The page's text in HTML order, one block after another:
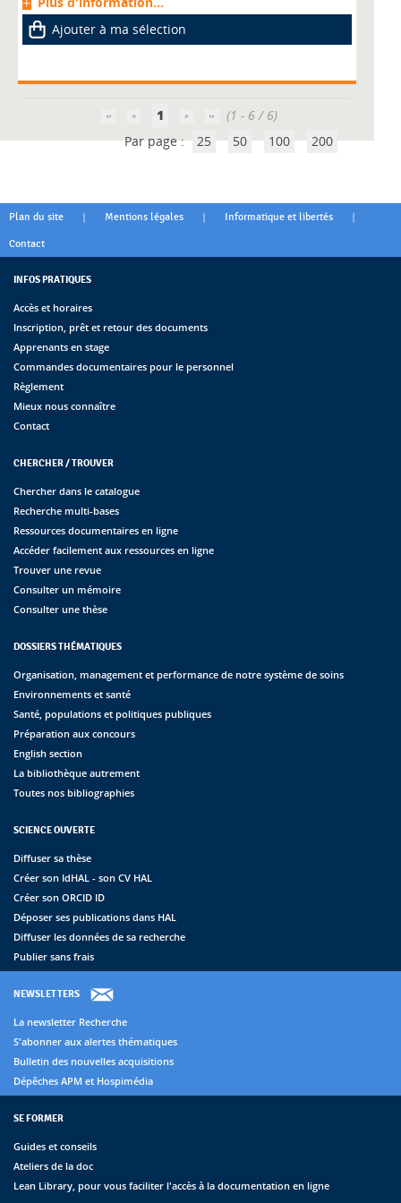
Ajouter à ma sélection
1
(1 - 6 / 6)
Par page : 25 50 100 200
Plan du site | Mentions légales | Informatique et libertés |
Contact
INFOS PRATIQUES
Accès et horaires
Inscription, prêt et retour des documents
Apprenants en stage
Commandes documentaires pour le personnel
Règlement
Mieux nous connaître
Contact
CHERCHER / TROUVER
Chercher dans le catalogue
Recherche multi-bases
Ressources documentaires en ligne
Accéder facilement aux ressources en ligne
Trouver une revue
Consulter un mémoire
Consulter une thèse
DOSSIERS THÉMATIQUES
Organisation, management et performance de notre système de soins
Environnements et santé
Santé, populations et politiques publiques
Préparation aux concours
English section
La bibliothèque autrement
Toutes nos bibliographies
SCIENCE OUVERTE
Diffuser sa thèse
Créer son IdHAL - son CV HAL
Créer son ORCID ID
Déposer ses publications dans HAL
Diffuser les données de sa recherche
Publier sans frais
NEWSLETTERS
La newsletter Recherche
S'abonner aux alertes thématiques
Bulletin des nouvelles acquisitions
Dépêches APM et Hospimédia
SE FORMER
Guides et conseils
Ateliers de la doc
Lean Library, pour vous faciliter l'accès à la documentation en ligne